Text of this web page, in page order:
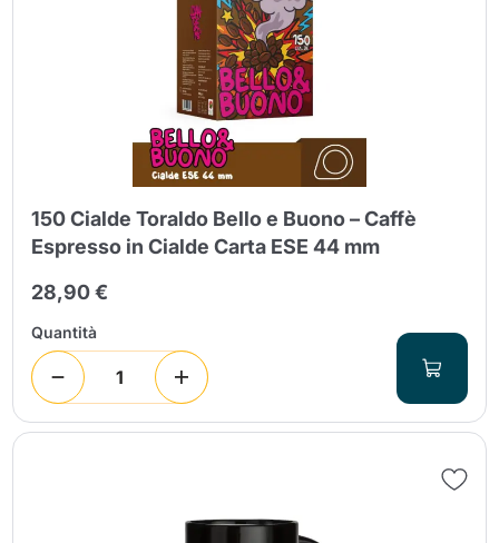
150 Cialde Toraldo Bello e Buono – Caffè
Espresso in Cialde Carta ESE 44 mm
28,90 €
Quantità